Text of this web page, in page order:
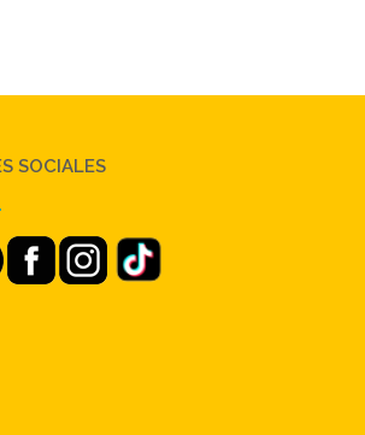
SOCIALES